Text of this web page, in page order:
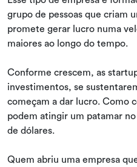
grupo de pessoas que criam
promete gerar lucro numa
maiores ao longo do tempo.
Conforme crescem, as
investimentos, se
começam a dar lucro. Como
podem atingir um patamar
de dólares.
Quem abriu uma empresa